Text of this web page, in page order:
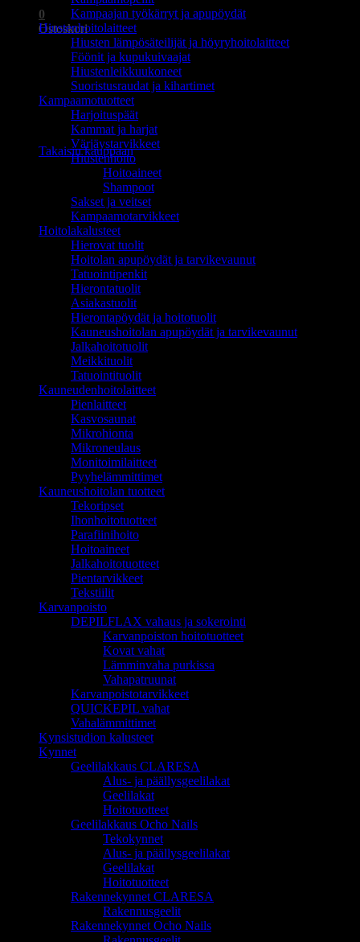
0
Ostoskori
Ostoskori on tyhjä.
Takaisin kauppaan
Kampaajan työkärryt ja apupöydät
Hiustenhoitolaitteet
Hiusten lämpösäteilijät ja höyryhoitolaitteet
Föönit ja kupukuivaajat
Hiustenleikkuukoneet
Suoristusraudat ja kihartimet
Kampaamotuotteet
Harjoituspäät
Kammat ja harjat
Värjäystarvikkeet
Hiustenhoito
Hoitoaineet
Shampoot
Sakset ja veitset
Kampaamotarvikkeet
Hoitolakalusteet
Hierovat tuolit
Hoitolan apupöydät ja tarvikevaunut
Tatuointipenkit
Hierontatuolit
Asiakastuolit
Hierontapöydät ja hoitotuolit
Kauneushoitolan apupöydät ja tarvikevaunut
Jalkahoitotuolit
Meikkituolit
Tatuointituolit
Kauneudenhoitolaitteet
Pienlaitteet
Kasvosaunat
Mikrohionta
Mikroneulaus
Monitoimilaitteet
Pyyhelämmittimet
Kauneushoitolan tuotteet
Tekoripset
Ihonhoitotuotteet
Parafiinihoito
Hoitoaineet
Jalkahoitotuotteet
Pientarvikkeet
Tekstiilit
Karvanpoisto
DEPILFLAX vahaus ja sokerointi
Karvanpoiston hoitotuotteet
Kovat vahat
Lämminvaha purkissa
Vahapatruunat
Karvanpoistotarvikkeet
QUICKEPIL vahat
Vahalämmittimet
Kynsistudion kalusteet
Kynnet
Geelilakkaus CLARESA
Alus- ja päällysgeelilakat
Geelilakat
Hoitotuotteet
Geelilakkaus Ocho Nails
Tekokynnet
Alus- ja päällysgeelilakat
Geelilakat
Hoitotuotteet
Rakennekynnet CLARESA
Rakennusgeelit
Rakennekynnet Ocho Nails